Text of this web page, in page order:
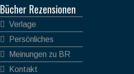
Bücher Rezensionen
Verlage
Persönliches
Meinungen zu BR
Kontakt